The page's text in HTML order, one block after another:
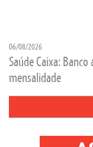
06/08/2026
Saúde Caixa:
mensalidade